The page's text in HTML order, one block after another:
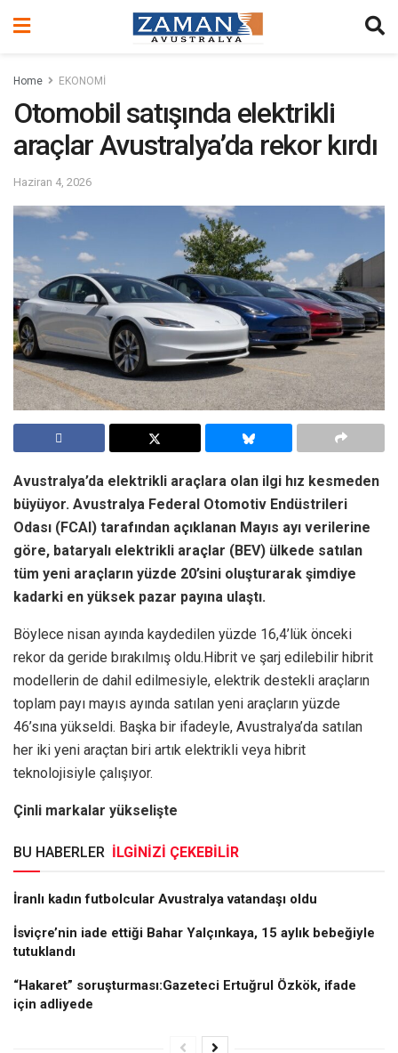
Home EKONOMİ
Otomobil satışında elektrikli
araçlar Avustralya’da rekor kırdı
Haziran 4, 2026
Avustralya’da elektrikli araçlara olan ilgi hız kesmeden
büyüyor. Avustralya Federal Otomotiv Endüstrileri
Odası (FCAI) tarafından açıklanan Mayıs ayı verilerine
göre, bataryalı elektrikli araçlar (BEV) ülkede satılan
tüm yeni araçların yüzde 20’sini oluşturarak şimdiye
kadarki en yüksek pazar payına ulaştı.
Böylece nisan ayında kaydedilen yüzde 16,4’lük önceki
rekor da geride bırakılmış oldu.Hibrit ve şarj edilebilir hibrit
modellerin de dahil edilmesiyle, elektrik destekli araçların
toplam payı mayıs ayında satılan yeni araçların yüzde
46’sına yükseldi. Başka bir ifadeyle, Avustralya’da satılan
her iki yeni araçtan biri artık elektrikli veya hibrit
teknolojisiyle çalışıyor.
Çinli markalar yükselişte
BU HABERLER İLGİNİZİ ÇEKEBİLİR
İranlı kadın futbolcular Avustralya vatandaşı oldu
İsviçre’nin iade ettiği Bahar Yalçınkaya, 15 aylık bebeğiyle
tutuklandı
“Hakaret” soruşturması:Gazeteci Ertuğrul Özkök, ifade
için adliyede